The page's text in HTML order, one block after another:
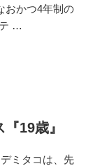
おかつ4年制の
…
19歳』
ミタコは、先